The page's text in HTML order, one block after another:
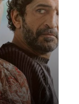
Marion Verlé